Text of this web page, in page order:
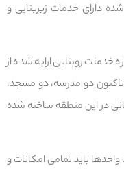
دارای خدمات زیربنایی و
خدمات روبنایی ارایه شده از
دو مدرسه، دو مسجد،
در این منطقه ساخته شده
باید تمامی امکانات و